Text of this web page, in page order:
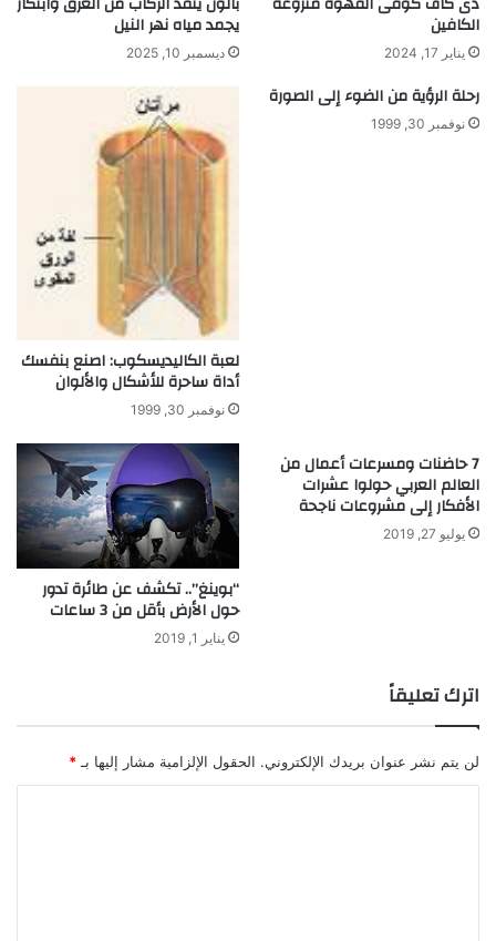
ع
ل
م
و
ل
ع
ا
ل
ي
الكافين
يناير 17, 2024
يجمد مياه نهر النيل
ديسمبر 10, 2025
رحلة الرؤية من الضوء إلى الصورة
نوفمبر 30, 1999
لعبة الكاليديسكوب: اصنع بنفسك
أداة ساحرة للأشكال والألوان
نوفمبر 30, 1999
7 حاضنات ومسرعات أعمال من
العالم العربي حولوا عشرات
الأفكار إلى مشروعات ناجحة
يوليو 27, 2019
“بوينغ”.. تكشف عن طائرة تدور
حول الأرض بأقل من 3 ساعات
يناير 1, 2019
اترك تعليقاً
لن يتم نشر عنوان بريدك الإلكتروني. الحقول الإلزامية مشار إليها بـ *